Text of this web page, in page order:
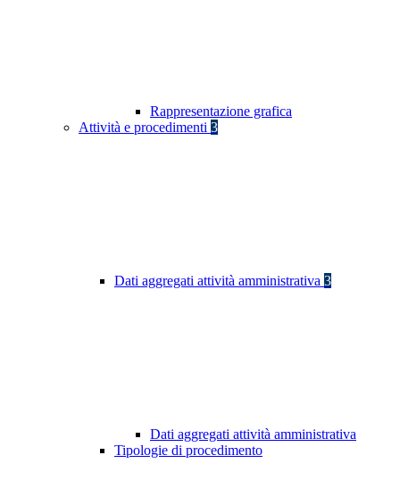
Rappresentazione grafica
Attività e procedimenti 3
Dati aggregati attività amministrativa 3
Dati aggregati attività amministrativa
Tipologie di procedimento